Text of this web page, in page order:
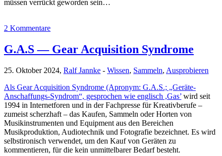
müssen verrückt geworden sein…
2 Kommentare
G.A.S — Gear Acquisition Syndrome
25. Oktober 2024, Ralf Jannke - Wissen, Sammeln, Ausprobieren
Als Gear Acquisition Syndrome (Apronym: G.A.S.; „Geräte-
Anschaffungs-Syndrom“, gesprochen wie englisch ,Gas’ wird seit
1994 in Internetforen und in der Fachpresse für Kreativberufe –
zumeist scherzhaft – das Kaufen, Sammeln oder Horten von
Musikinstrumenten und Equipment aus den Bereichen
Musikproduktion, Audiotechnik und Fotografie bezeichnet. Es wird
selbstironisch verwendet, um den Kauf von Geräten zu
kommentieren, für die kein unmittelbarer Bedarf besteht.